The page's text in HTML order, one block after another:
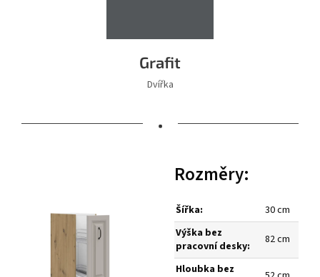
Grafit
Dvířka
•
Rozměry:
Šířka:
30 cm
Výška bez
pracovní desky:
82 cm
Hloubka bez